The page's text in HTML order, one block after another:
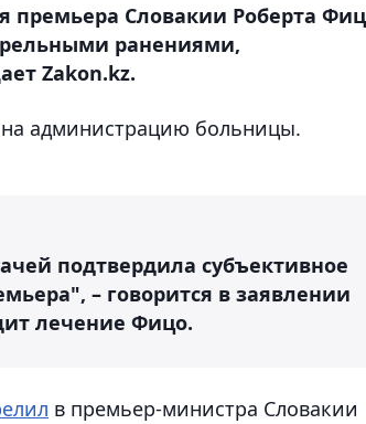
премьера Словакии Роберта
ранениями,
Zakon.kz.
администрацию больницы.
подтвердила субъективное
– говорится в заявлении
лечение Фицо.
в премьер-министра Словакии